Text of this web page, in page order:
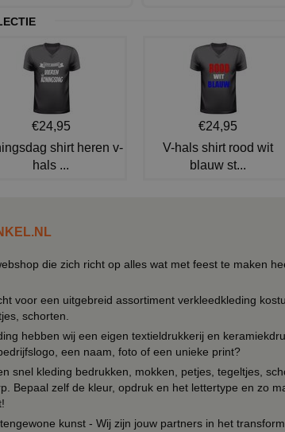
€24,95
shirt heren v-
hals ...
€24,95
V-hals shirt rood wit
blauw st...
die zich richt op alles wat met feest te maken
voor een uitgebreid assortiment verkleedkleding
schorten.
hebben wij een eigen textieldrukkerij en
een naam, foto of een unieke print?
snel kleding bedrukken, mokken, petjes, tegeltjes,
Bepaal zelf de kleur, opdruk en het lettertype en zo
kunst - Wij zijn jouw partners in het